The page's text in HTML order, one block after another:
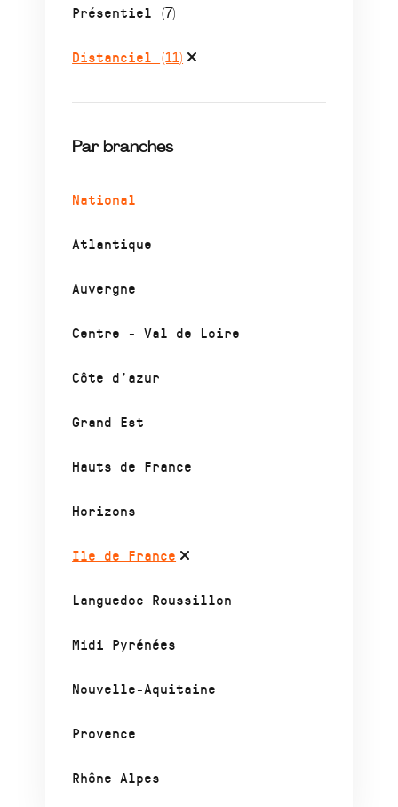
Présentiel (7)
Distanciel (11)
Par branches
National
Atlantique
Auvergne
Centre - Val de Loire
Côte d’azur
Grand Est
Hauts de France
Horizons
Ile de France
Languedoc Roussillon
Midi Pyrénées
Nouvelle-Aquitaine
Provence
Rhône Alpes